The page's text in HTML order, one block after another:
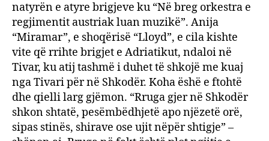
natyrën e atyre brigjeve ku “Në breg orkestra e
regjimentit austriak luan muzikë”. Anija
“Miramar”, e shoqërisë “Lloyd”, e cila kishte
vite që rrihte brigjet e Adriatikut, ndaloi në
Tivar, ku atij tashmë i duhet të shkojë me kuaj
nga Tivari për në Shkodër. Koha ëshë e ftohtë
dhe qielli larg gjëmon. “Rruga gjer në Shkodër
shkon shtatë, pesëmbëdhjetë apo njëzetë orë,
sipas stinës, shirave ose ujit nëpër shtigje” –